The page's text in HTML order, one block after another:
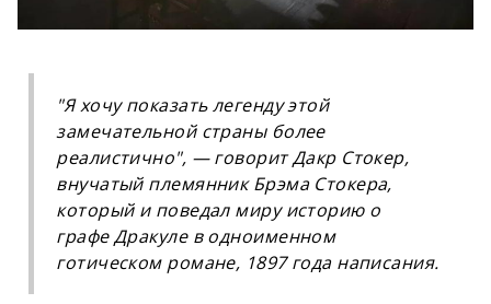
"Я хочу показать легенду этой
замечательной страны более
реалистично", — говорит Дакр Стокер,
внучатый племянник Брэма Стокера,
который и поведал миру историю о
графе Дракуле в одноименном
готическом романе, 1897 года написания.